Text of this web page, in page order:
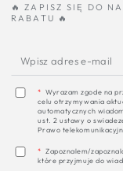
🔥 ZAPISZ SIĘ DO
RABATU 🔥
* Wyrazam zgode na
celu otrzymywania
automatycznych
ust. 2 ustawy o
Prawo
* Zapoznalem/
które przyjmuje do